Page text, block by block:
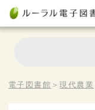
電子図書館 ＞現代農業